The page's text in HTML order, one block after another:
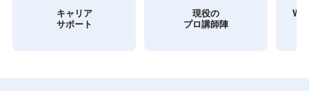
キャリア
サポート
現役の
プロ講師陣